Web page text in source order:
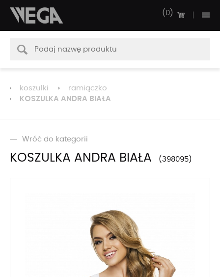
0
koszulki ramiączko
KOSZULKA ANDRA BIAŁA
Wróć do kategorii
KOSZULKA ANDRA BIAŁA 398095